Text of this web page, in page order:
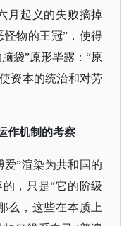
月起义的失败摘掉
怪物的王冠”，使得
袋”原形毕露：“原
资本的统治和对劳
作机制的考察
爱”渲染为共和国的
，只是“它的阶级
么，这些在本质上